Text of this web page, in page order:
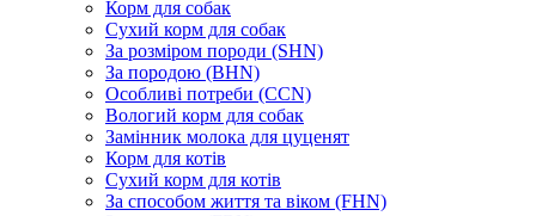
Корм для собак
Сухий корм для собак
За розміром породи (SHN)
За породою (BHN)
Особливі потреби (CCN)
Вологий корм для собак
Замінник молока для цуценят
Корм для котів
Сухий корм для котів
За способом життя та віком (FHN)